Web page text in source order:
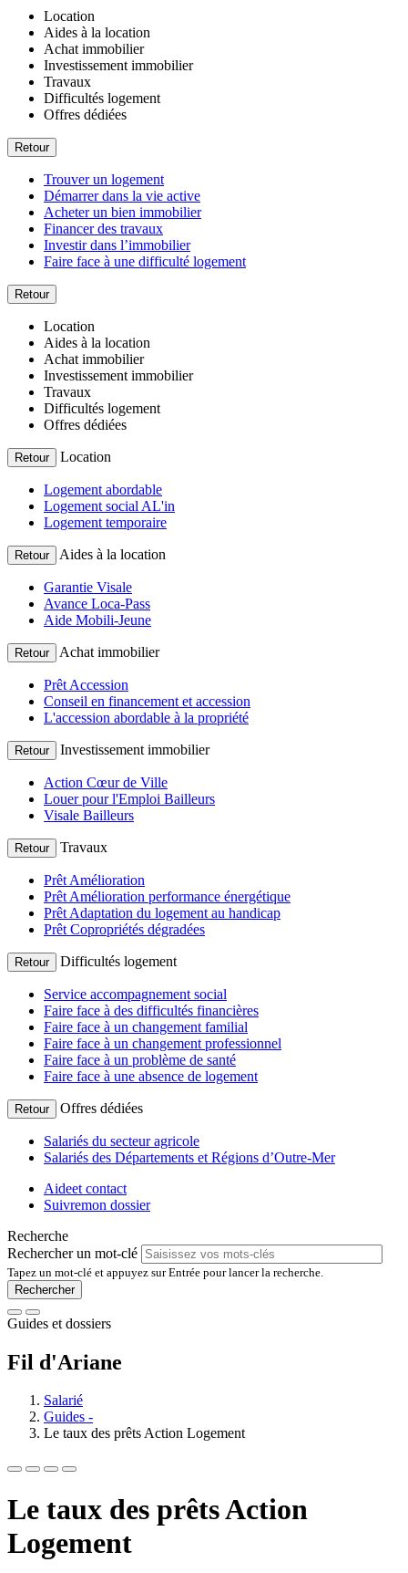
Location
Aides à la location
Achat immobilier
Investissement immobilier
Travaux
Difficultés logement
Offres dédiées
Retour
Trouver un logement
Démarrer dans la vie active
Acheter un bien immobilier
Financer des travaux
Investir dans l’immobilier
Faire face à une difficulté logement
Retour
Location
Aides à la location
Achat immobilier
Investissement immobilier
Travaux
Difficultés logement
Offres dédiées
Retour Location
Logement abordable
Logement social AL'in
Logement temporaire
Retour Aides à la location
Garantie Visale
Avance Loca-Pass
Aide Mobili-Jeune
Retour Achat immobilier
Prêt Accession
Conseil en financement et accession
L'accession abordable à la propriété
Retour Investissement immobilier
Action Cœur de Ville
Louer pour l'Emploi Bailleurs
Visale Bailleurs
Retour Travaux
Prêt Amélioration
Prêt Amélioration performance énergétique
Prêt Adaptation du logement au handicap
Prêt Copropriétés dégradées
Retour Difficultés logement
Service accompagnement social
Faire face à des difficultés financières
Faire face à un changement familial
Faire face à un changement professionnel
Faire face à un problème de santé
Faire face à une absence de logement
Retour Offres dédiées
Salariés du secteur agricole
Salariés des Départements et Régions d’Outre-Mer
Aideet contact
Suivremon dossier
Recherche
Rechercher un mot-clé
Tapez un mot-clé et appuyez sur Entrée pour lancer la recherche.
Guides et dossiers
Fil d'Ariane
Salarié
Guides -
Le taux des prêts Action Logement
Le taux des prêts Action
Logement